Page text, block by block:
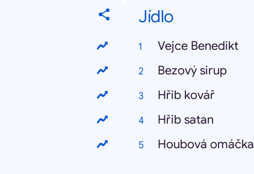
Jídlo
Vejce Benedikt
Bezový sirup
Hřib kovář
Hřib satan
Houbová omáčka